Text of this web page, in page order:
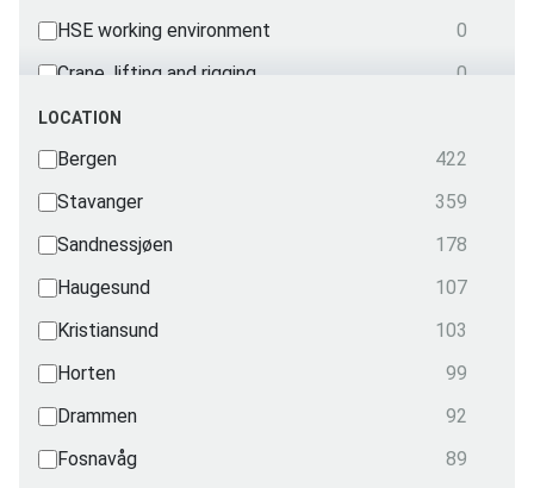
HSE working environment
0
Crane, lifting and rigging
0
Mechanical courses
Nautical
0
OPITO
0
Radio
0
Security
0
Radiation
0
Transportation
0
LOCATION
Bergen
422
Stavanger
359
Sandnessjøen
178
Haugesund
107
Kristiansund
103
Horten
99
Drammen
92
Fosnavåg
89